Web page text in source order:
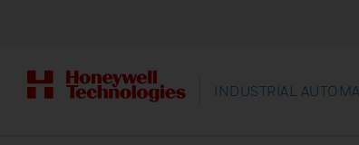
INDUSTRIAL